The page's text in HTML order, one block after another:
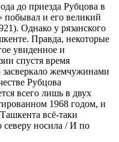
до приезда Рубцова в
побывал и его великий
Однако у рязанского
Правда, некоторые
увиденное и
спустя время
жемчужинами
Рубцова
всего лишь в двух
1968 годом, и
всё-таки
носила / И по